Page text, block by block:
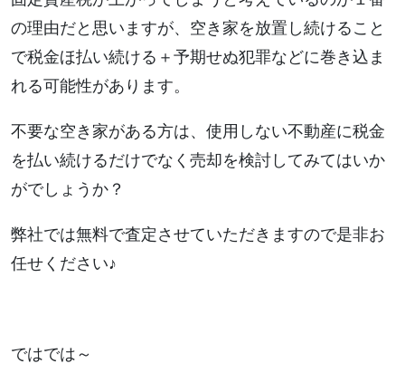
の理由だと思いますが、空き家を放置し続けること
で税金ほ払い続ける＋予期せぬ犯罪などに巻き込ま
れる可能性があります。
不要な空き家がある方は、使用しない不動産に税金
を払い続けるだけでなく売却を検討してみてはいか
がでしょうか？
弊社では無料で査定させていただきますので是非お
任せください♪
ではでは～